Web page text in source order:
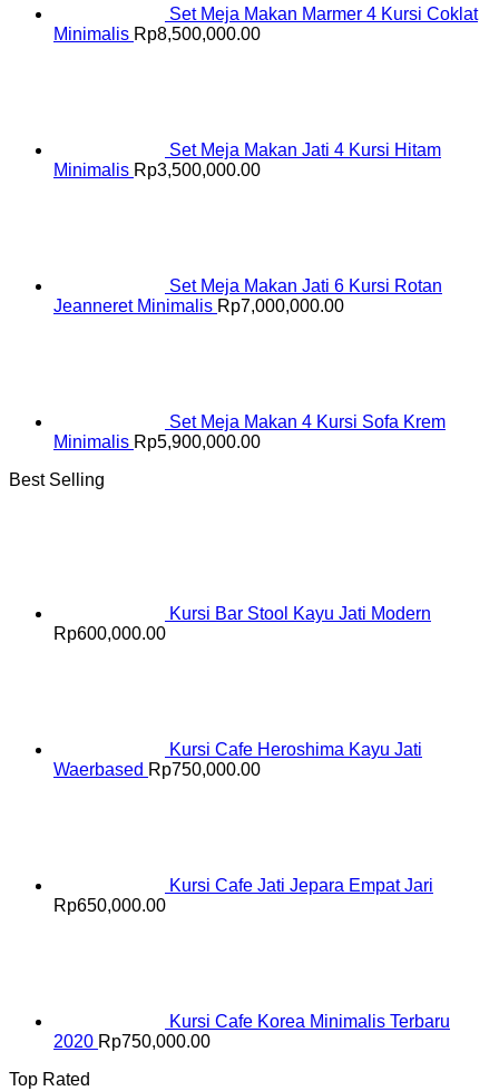
Set Meja Makan Marmer 4 Kursi Coklat
Minimalis Rp8,500,000.00
Set Meja Makan Jati 4 Kursi Hitam
Minimalis Rp3,500,000.00
Set Meja Makan Jati 6 Kursi Rotan
Jeanneret Minimalis Rp7,000,000.00
Set Meja Makan 4 Kursi Sofa Krem
Minimalis Rp5,900,000.00
Best Selling
Kursi Bar Stool Kayu Jati Modern
Rp600,000.00
Kursi Cafe Heroshima Kayu Jati
Waerbased Rp750,000.00
Kursi Cafe Jati Jepara Empat Jari
Rp650,000.00
Kursi Cafe Korea Minimalis Terbaru
2020 Rp750,000.00
Top Rated